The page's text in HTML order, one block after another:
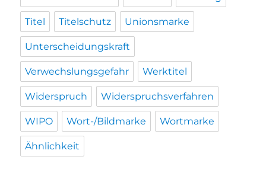
Titel Titelschutz Unionsmarke
Unterscheidungskraft
Verwechslungsgefahr Werktitel
Widerspruch Widerspruchsverfahren
WIPO Wort-/Bildmarke Wortmarke
Ähnlichkeit